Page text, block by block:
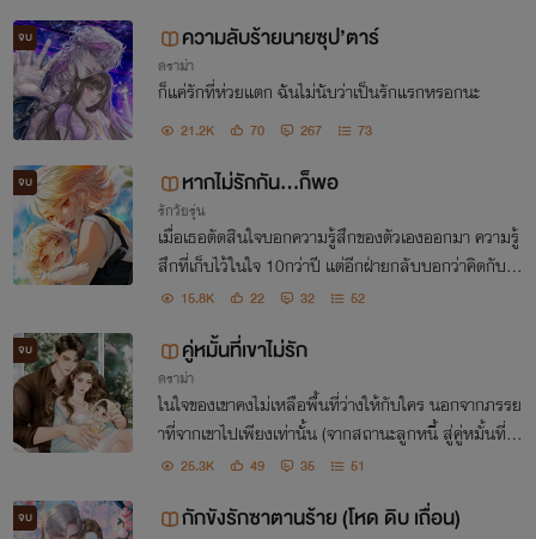
จบ ความลับร้ายนายซุป’ตาร์
ดราม่า
ก็แค่รักที่ห่วยแตก ฉันไม่นับว่าเป็นรักแรกหรอกนะ
21.2K 70 267 73
จบ หากไม่รักกัน…ก็พอ
รักวัยรุ่น
เมื่อเธอตัดสินใจบอกความรู้สึกของตัวเองออกมา ความรู้
สึกที่เก็บไว้ในใจ 10กว่าปี แต่อีกฝ่ายกลับบอกว่าคิดกับเธ
อแค่น้องสาวเท่านั้น ไม่คิดเลยว่า คนที่เธอคิดว่าใจตรงกัน
15.8K 22 32 52
จบ คู่หมั้นที่เขาไม่รัก
ดราม่า
ในใจของเขาคงไม่เหลือพื้นที่ว่างให้กับใคร นอกจากภรรย
าที่จากเขาไปเพียงเท่านั้น (จากสถานะลูกหนี้ สู่คู่หมั้นที่เข
าไม่ต้องการ)
25.3K 49 35 51
จบ กักขังรักซาตานร้าย (โหด ดิบ เถื่อน)